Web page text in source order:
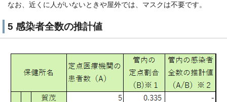
なお、近くに人がいないときや屋外では、マスクは不要です。
5 感染者全数の推計値